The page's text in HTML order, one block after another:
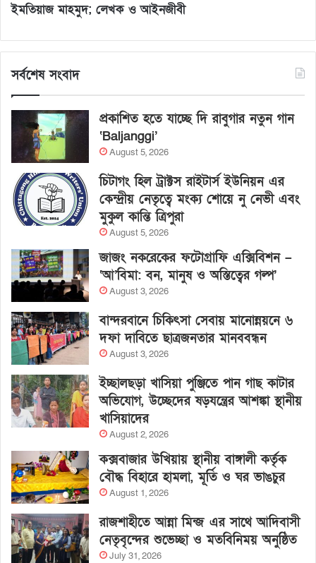
ইমতিয়াজ মাহমুদ; লেখক ও আইনজীবী
সর্বশেষ সংবাদ
প্রকাশিত হতে যাচ্ছে দি রাবুগার নতুন গান
‘Baljanggi’
August 5, 2026
চিটাগং হিল ট্রাক্টস রাইটার্স ইউনিয়ন এর
কেন্দ্রীয় নেতৃত্বে মংক্য শোয়ে নু নেভী এবং
মুকুল কান্তি ত্রিপুরা
August 5, 2026
জাজং নকরেকের ফটোগ্রাফি এক্সিবিশন –
‘আ’বিমা: বন, মানুষ ও অস্তিত্বের গল্প’
August 3, 2026
বান্দরবানে চিকিৎসা সেবায় মানোন্নয়নে ৬
দফা দাবিতে ছাত্রজনতার মানববন্ধন
August 3, 2026
ইচ্ছালছড়া খাসিয়া পুঞ্জিতে পান গাছ কাটার
অভিযোগ, উচ্ছেদের ষড়যন্ত্রের আশঙ্কা স্থানীয়
খাসিয়াদের
August 2, 2026
কক্সবাজার উখিয়ায় স্থানীয় বাঙ্গালী কর্তৃক
বৌদ্ধ বিহারে হামলা, মূর্তি ও ঘর ভাঙচুর
August 1, 2026
রাজশাহীতে আন্না মিন্জ এর সাথে আদিবাসী
নেতৃবৃন্দের শুভেচ্ছা ও মতবিনিময় অনুষ্ঠিত
July 31, 2026